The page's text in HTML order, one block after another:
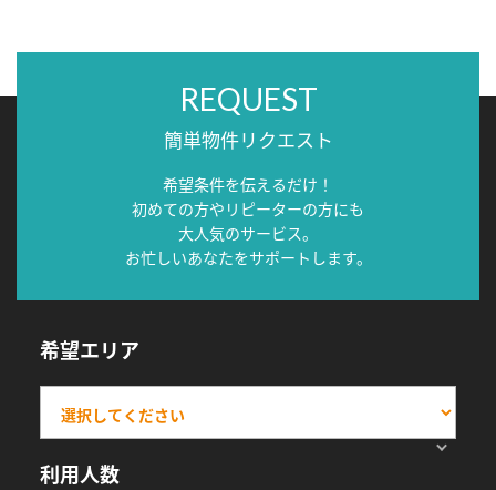
REQUEST
簡単物件リクエスト
希望条件を伝えるだけ！
初めての方やリピーターの方にも
大人気のサービス。
お忙しいあなたをサポートします。
希望エリア
利用人数